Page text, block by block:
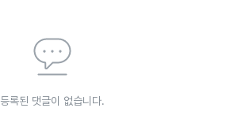
등록된 댓글이 없습니다.